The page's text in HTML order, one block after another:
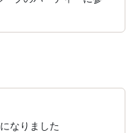
なりました